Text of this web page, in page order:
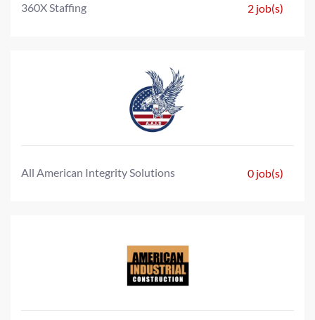
360X Staffing 2 job(s)
All American Integrity Solutions 0 job(s)